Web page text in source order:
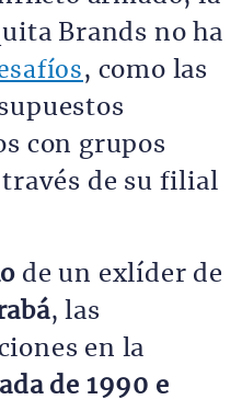
Brands no ha
, como las
con grupos
través de su filial
de un exlíder de
, las
en la
de 1990 e